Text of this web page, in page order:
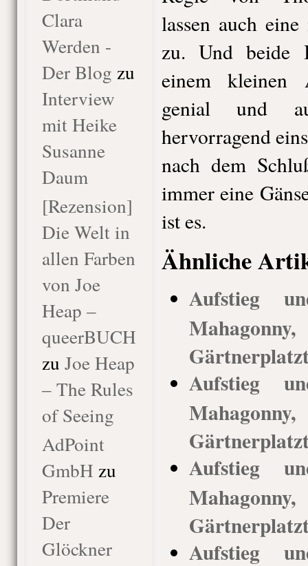
Clara
Werden -
Der Blog zu
Interview
mit Heike
Susanne
Daum
[Rezension]
Die Welt in
allen Farben
von Joe
Heap –
queerBUCH
zu Joe Heap
– The Rules
of Seeing
AdPoint
GmbH zu
Premiere
Der
Glöckner
lassen auch
zu. Und beide
einem kleinen
genial und
hervorragend
nach dem
immer eine
ist es.
Ähnliche
Aufstieg
Aufstieg
Aufstieg
Aufstieg